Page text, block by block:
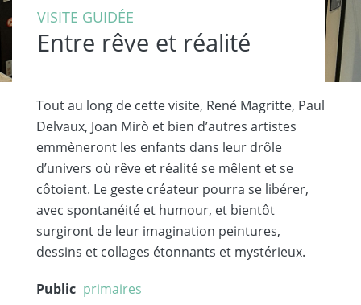
VISITE GUIDÉE
Entre rêve et réalité
Tout au long de cette visite, René Magritte, Paul
Delvaux, Joan Mirò et bien d’autres artistes
emmèneront les enfants dans leur drôle
d’univers où rêve et réalité se mêlent et se
côtoient. Le geste créateur pourra se libérer,
avec spontanéité et humour, et bientôt
surgiront de leur imagination peintures,
dessins et collages étonnants et mystérieux.
Public primaires